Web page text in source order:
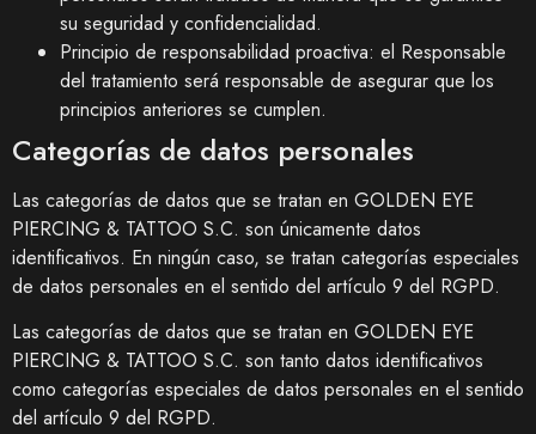
su seguridad y confidencialidad.
Principio de responsabilidad proactiva: el Responsable
del tratamiento será responsable de asegurar que los
principios anteriores se cumplen.
Categorías de datos personales
Las categorías de datos que se tratan en GOLDEN EYE
PIERCING & TATTOO S.C. son únicamente datos
identificativos. En ningún caso, se tratan categorías especiales
de datos personales en el sentido del artículo 9 del RGPD.
Las categorías de datos que se tratan en GOLDEN EYE
PIERCING & TATTOO S.C. son tanto datos identificativos
como categorías especiales de datos personales en el sentido
del artículo 9 del RGPD.